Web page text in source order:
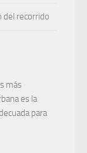
del recorrido
más
es la
para